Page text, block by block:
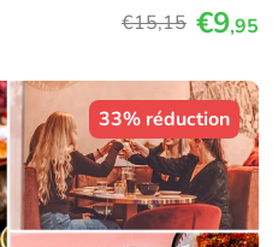
€15,15 €9,95
33% réduction